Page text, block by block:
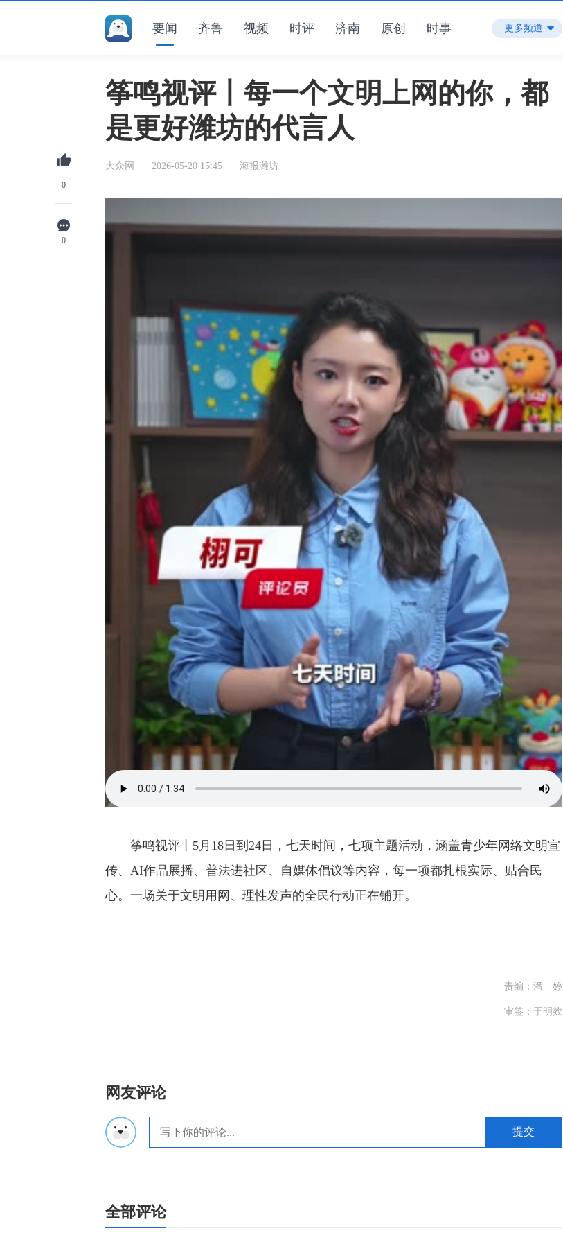
要闻 齐鲁 视频 时评 济南 原创 时事 更多频道
0
0
筝鸣视评丨每一个文明上网的你，都
是更好潍坊的代言人
大众网 · 2026-05-20 15:45 · 海报潍坊
筝鸣视评丨5月18日到24日，七天时间，七项主题活动，涵盖青少年网络文明宣
传、AI作品展播、普法进社区、自媒体倡议等内容，每一项都扎根实际、贴合民
心。一场关于文明用网、理性发声的全民行动正在铺开。
责编：潘 婷
审签：于明效
网友评论
全部评论